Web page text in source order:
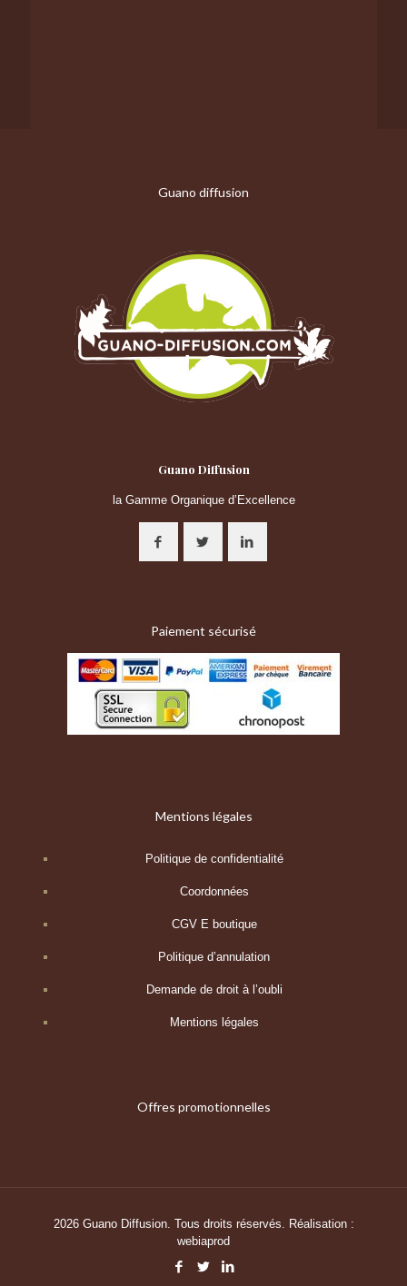
Guano diffusion
Guano Diffusion
la Gamme Organique d’Excellence
Paiement sécurisé
Mentions légales
Politique de confidentialité
Coordonnées
CGV E boutique
Politique d’annulation
Demande de droit à l’oubli
Mentions légales
Offres promotionnelles
2026 Guano Diffusion. Tous droits réservés. Réalisation :
webiaprod